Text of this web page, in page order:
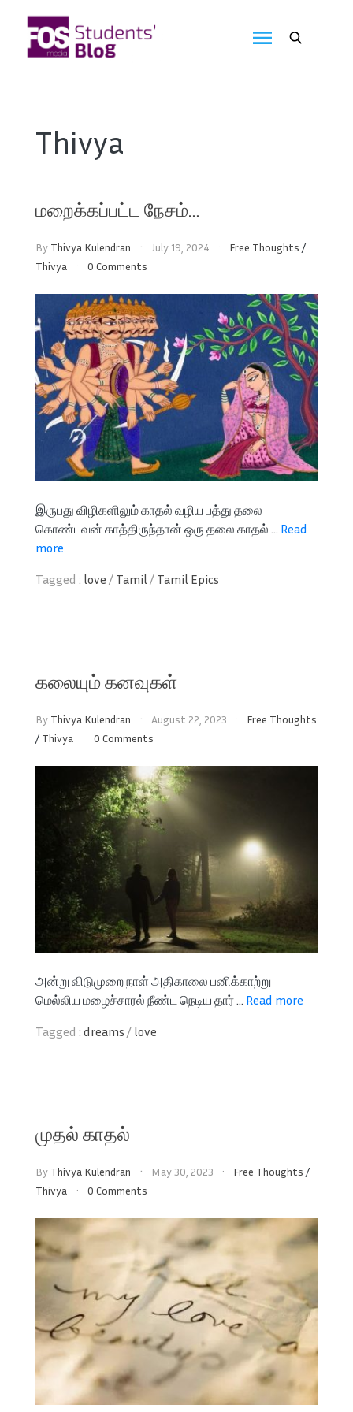
content
Thivya
மறைக்கப்பட்ட நேசம்…
By Thivya Kulendran July 19, 2024 Free Thoughts /
Thivya
0 Comments
இருபது விழிகளிலும் காதல் வழிய பத்து தலை
கொண்டவன் காத்திருந்தான் ஒரு தலை காதல் ... Read
more
Tagged : love / Tamil / Tamil Epics
கலையும் கனவுகள்
By Thivya Kulendran August 22, 2023
Free Thoughts
/ Thivya 0 Comments
அன்று விடுமுறை நாள் அதிகாலை பனிக்காற்று
மெல்லிய மழைச்சாரல் நீண்ட நெடிய தார் ... Read more
Tagged : dreams / love
முதல் காதல்
By Thivya Kulendran May 30, 2023 Free Thoughts /
Thivya
0 Comments